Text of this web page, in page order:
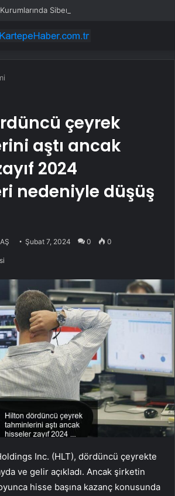
çeyrek
aştı ancak
2024
nedeniyle düşüş
Şubat 7, 2024 0 0
Inc. (HLT), dördüncü çeyrekte
ve gelir açıkladı. Ancak şirketin
hisse başına kazanç konusunda